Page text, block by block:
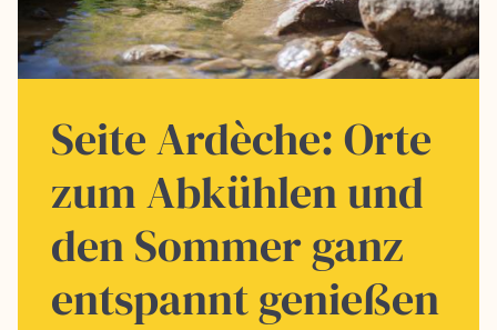
Seite Ardèche: Orte
zum Abkühlen und
den Sommer ganz
entspannt genießen